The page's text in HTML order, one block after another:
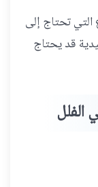
التي تحتاج إلى
قد يحتاج